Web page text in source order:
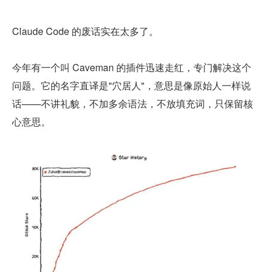
Claude Code 的废话实在太多了。
今年有一个叫 Caveman 的插件迅速走红，专门解决这个
问题。它的名字直译是"穴居人"，意思是像原始人一样说
话——不讲礼貌，不加多余语法，不放填充词，只保留核
心意思。